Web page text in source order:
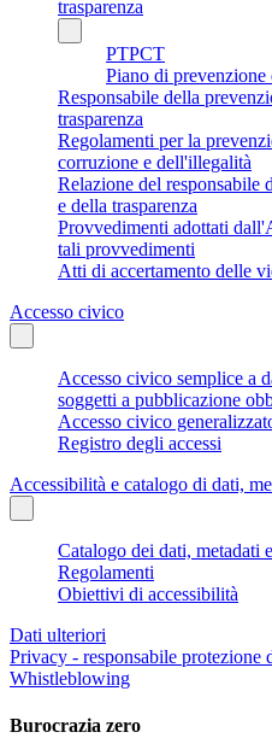
trasparenza
PTPCT
Piano di prevenzione
Responsabile della
trasparenza
Regolamenti per la
corruzione e dell'illegalità
Relazione del responsabile
e della trasparenza
Provvedimenti adottati
tali provvedimenti
Atti di accertamento delle
Accesso civico
Accesso civico semplice a
soggetti a pubblicazione
Accesso civico
Registro degli accessi
Accessibilità e catalogo di dati,
Catalogo dei dati, metadati
Regolamenti
Obiettivi di accessibilità
Dati ulteriori
Privacy - responsabile protezione
Whistleblowing
Burocrazia zero